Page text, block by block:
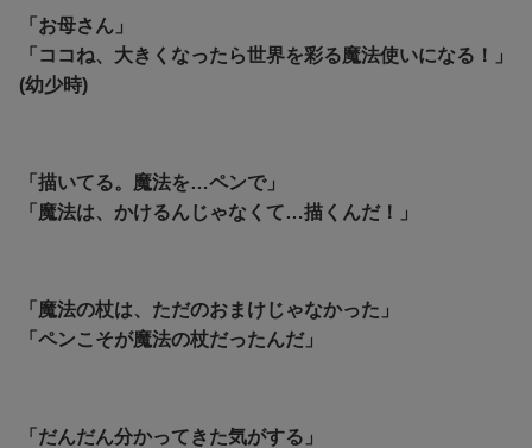
「お母さん」
「ココね、大きくなったら世界を彩る魔法使いになる！」
(幼少時)
「描いてる。魔法を…ペンで」
「魔法は、かけるんじゃなくて…描くんだ！」
「魔法の杖は、ただのおまけじゃなかった」
「ペンこそが魔法の杖だったんだ」
「だんだん分かってきた気がする」